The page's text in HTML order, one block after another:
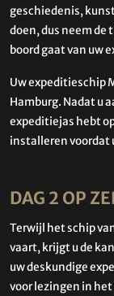
geschiedenis,
doen, dus neem de
boord gaat van uw
Uw expeditieschip
Hamburg. Nadat u
expeditiejas hebt
installeren voordat
DAG 2 OP
Terwijl het schip
vaart, krijgt u de
uw deskundige
voor lezingen in het